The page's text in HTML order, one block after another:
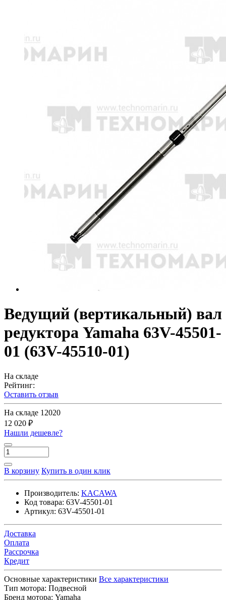
Ведущий (вертикальный) вал
редуктора Yamaha 63V-45501-
01 (63V-45510-01)
На складе
Рейтинг:
Оставить отзыв
На складе 12020
12 020 ₽
Нашли дешевле?
В корзину Купить в один клик
Производитель: KACAWA
Код товара: 63V-45501-01
Артикул: 63V-45501-01
Доставка
Оплата
Рассрочка
Кредит
Основные характеристики Все характеристики
Тип мотора: Подвесной
Бренд мотора: Yamaha